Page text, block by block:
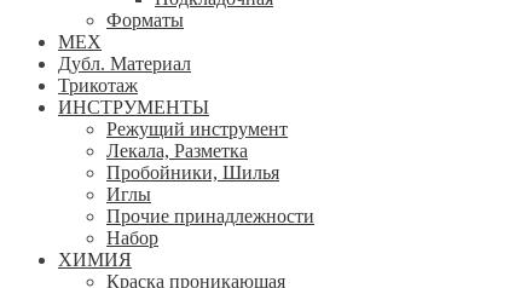
Форматы
МЕХ
Дубл. Материал
Трикотаж
ИНСТРУМЕНТЫ
Режущий инструмент
Лекала, Разметка
Пробойники, Шилья
Иглы
Прочие принадлежности
Набор
ХИМИЯ
Краска проникающая